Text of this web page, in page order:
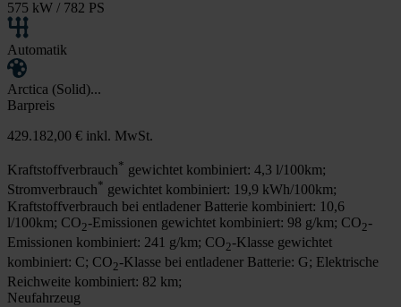
575 kW / 782 PS
Automatik
Arctica (Solid)...
Barpreis
429.182,00 € inkl. MwSt.
Kraftstoffverbrauch* gewichtet kombiniert: 4,3 l/100km;
Stromverbrauch* gewichtet kombiniert: 19,9 kWh/100km;
Kraftstoffverbrauch bei entladener Batterie kombiniert: 10,6
l/100km; CO2-Emissionen gewichtet kombiniert: 98 g/km; CO2-
Emissionen kombiniert: 241 g/km; CO2-Klasse gewichtet
kombiniert: C; CO2-Klasse bei entladener Batterie: G; Elektrische
Reichweite kombiniert: 82 km;
Neufahrzeug